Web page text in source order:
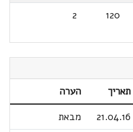
120
2
תאריך
הערה
21.04.16
מבאת